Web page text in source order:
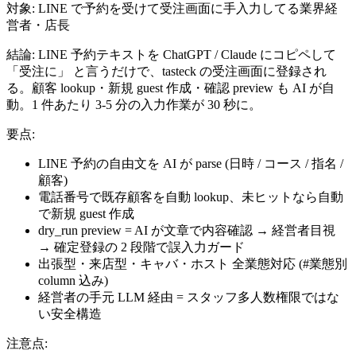
対象: LINE で予約を受けて受注画面に手入力してる業界経
営者・店長
結論: LINE 予約テキストを ChatGPT / Claude にコピペして
「受注に」 と言うだけで、tasteck の受注画面に登録され
る。顧客 lookup・新規 guest 作成・確認 preview も AI が自
動。1 件あたり 3-5 分の入力作業が 30 秒に。
要点:
LINE 予約の自由文を AI が parse (日時 / コース / 指名 /
顧客)
電話番号で既存顧客を自動 lookup、未ヒットなら自動
で新規 guest 作成
dry_run preview = AI が文章で内容確認 → 経営者目視
→ 確定登録の 2 段階で誤入力ガード
出張型・来店型・キャバ・ホスト 全業態対応 (#業態別
column 込み)
経営者の手元 LLM 経由 = スタッフ多人数権限ではな
い安全構造
注意点: